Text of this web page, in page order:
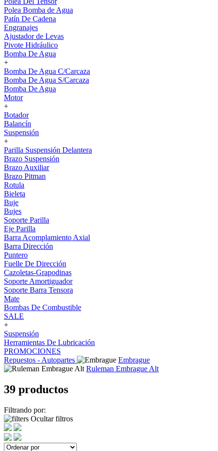
Polea Bomba de Agua
Patín De Cadena
Engranajes
Ajustador de Levas
Pivote Hidráulico
Bomba De Agua
+
Bomba De Agua C/Carcaza
Bomba De Agua S/Carcaza
Bomba De Agua
Motor
+
Botador
Balancín
Suspensión
+
Parilla Suspensión Delantera
Brazo Suspensión
Brazo Auxiliar
Brazo Pitman
Rotula
Bieleta
Buje
Bujes
Soporte Parilla
Eje Parilla
Barra Acomplamiento Axial
Barra Dirección
Puntero
Fuelle De Dirección
Cazoletas-Grapodinas
Soporte Amortiguador
Soporte Barra Tensora
Mate
Bombas De Combustible
SALE
+
Suspensión
Herramientas De Lubricación
PROMOCIONES
Repuestos - Autopartes
Embrague
Ruleman Embrague Alt
39 productos
Filtrando por:
Ocultar filtros